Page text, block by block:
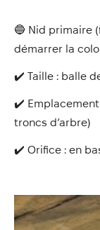
🔵 Nid primaire
démarrer la
✔️ Taille : balle
✔️ Emplacement
troncs d’arbre)
✔️ Orifice : en